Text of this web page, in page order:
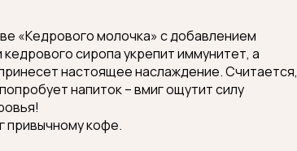
«Кедрового молочка» с добавлением
кедрового сиропа укрепит иммунитет, а
настоящее наслаждение. Считается,
напиток – вмиг ощутит силу
привычному кофе.